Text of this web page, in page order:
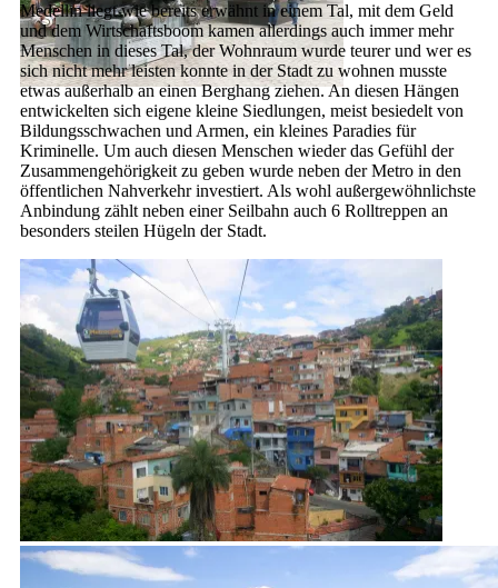
Medellin liegt wie bereits erwähnt in einem Tal, mit dem Geld
und dem Wirtschaftsboom kamen allerdings auch immer mehr
Menschen in dieses Tal, der Wohnraum wurde teurer und wer es
sich nicht mehr leisten konnte in der Stadt zu wohnen musste
etwas außerhalb an einen Berghang ziehen. An diesen Hängen
entwickelten sich eigene kleine Siedlungen, meist besiedelt von
Bildungsschwachen und Armen, ein kleines Paradies für
Kriminelle. Um auch diesen Menschen wieder das Gefühl der
Zusammengehörigkeit zu geben wurde neben der Metro in den
öffentlichen Nahverkehr investiert. Als wohl außergewöhnlichste
Anbindung zählt neben einer Seilbahn auch 6 Rolltreppen an
besonders steilen Hügeln der Stadt.
cc / Squiggle